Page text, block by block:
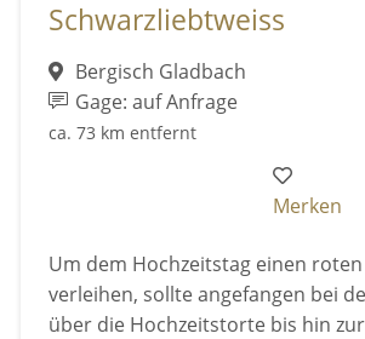
Schwarzliebtweiss
Bergisch Gladbach
Gage: auf Anfrage
ca. 73 km entfernt
Merken
Um dem Hochzeitstag einen roten
verleihen, sollte angefangen bei
über die Hochzeitstorte bis hin